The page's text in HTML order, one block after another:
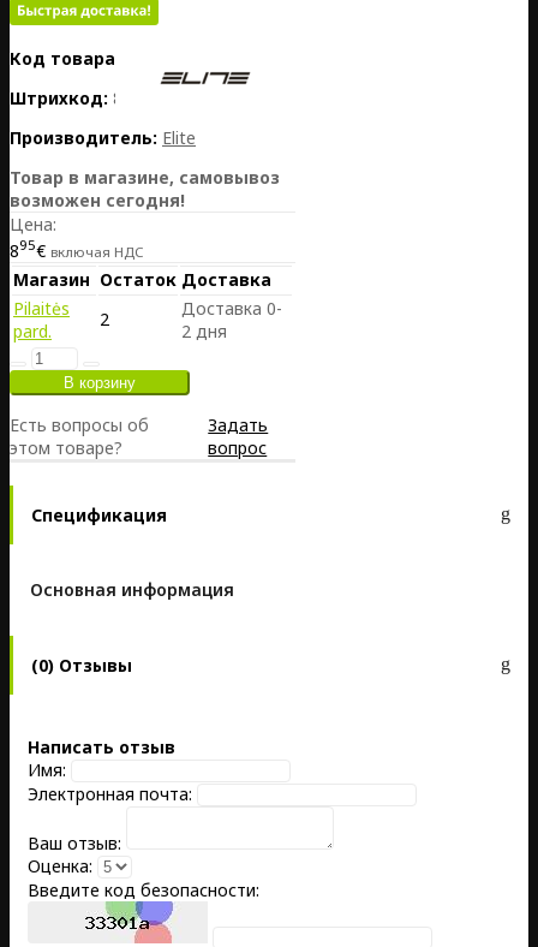
Код товара:
Штрихкод: 8020775042342
Производитель: Elite
Товар в магазине, самовывоз
возможен сегодня!
Цена:
895€ включая НДС
Магазин Остаток Доставка
Pilaitės
pard.
2
Доставка 0-
2 дня
Есть вопросы об
этом товаре?
Задать
вопрос
Спецификация
Основная информация
(0) Отзывы
Написать отзыв
Имя:
Электронная почта:
Ваш отзыв:
Оценка:
Введите код безопасности: